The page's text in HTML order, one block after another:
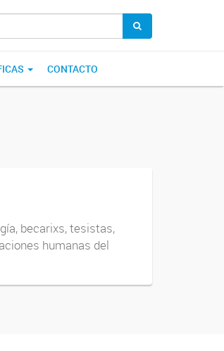
CONTACTO
becarixs, tesistas,
humanas del